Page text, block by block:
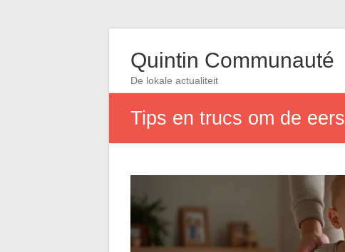
Quintin Communauté
De lokale actualiteit
Tips en trucs om de